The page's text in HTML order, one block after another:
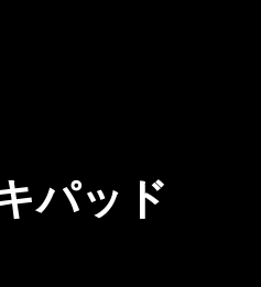
パッド